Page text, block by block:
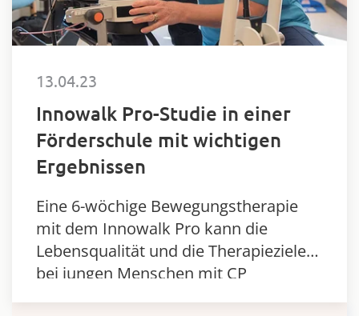
13.04.23
Innowalk Pro-Studie in einer
Förderschule mit wichtigen
Ergebnissen
Eine 6-wöchige Bewegungstherapie
mit dem Innowalk Pro kann die
Lebensqualität und die Therapieziele
bei jungen Menschen mit CP